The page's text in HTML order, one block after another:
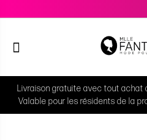
Livraison gratuite avec tout achat
Valable pour les résidents de la